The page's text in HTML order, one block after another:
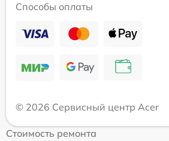
Способы оплаты
© 2026 Сервисный центр Acer
Стоимость ремонта